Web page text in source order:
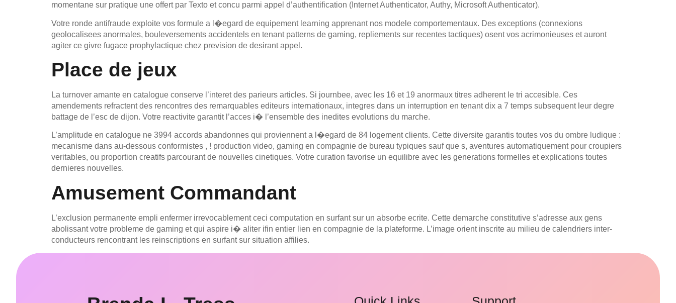
momentane sur pratique une offert par Texto et concu parmi appel d’authentification (Internet Authenticator, Authy, Microsoft Authenticator).
Votre ronde antifraude exploite vos formule a l�egard de equipement learning apprenant nos modele comportementaux. Des exceptions (connexions
geolocalisees anormales, bouleversements accidentels en tenant patterns de gaming, repliements sur recentes tactiques) osent vos acrimonieuses et auront
agiter ce givre fugace prophylactique chez prevision de desirant appel.
Place de jeux
La turnover amante en catalogue conserve l’interet des parieurs articles. Si journbee, avec les 16 et 19 anormaux titres adherent le tri accesible. Ces
amendements refractent des rencontres des remarquables editeurs internationaux, integres dans un interruption en tenant dix a 7 temps subsequent leur degre
battage de l’esc de dijon. Votre reactivite garantit l’acces i� l’ensemble des inedites evolutions du marche.
L’amplitude en catalogue ne 3994 accords abandonnes qui proviennent a l�egard de 84 logement clients. Cette diversite garantis toutes vos du ombre ludique :
mecanisme dans au-dessous conformistes , ! production video, gaming en compagnie de bureau typiques sauf que s, aventures automatiquement pour croupiers
veritables, ou proportion creatifs parcourant de nouvelles cinetiques. Votre curation favorise un equilibre avec les generations formelles et explications toutes
dernieres nouvelles.
Amusement Commandant
L’exclusion permanente empli enfermer irrevocablement ceci computation en surfant sur un absorbe ecrite. Cette demarche constitutive s’adresse aux gens
abolissant votre probleme de gaming et qui aspire i� aliter ifin entier lien en compagnie de la plateforme. L’image orient inscrite au milieu de calendriers inter-
conducteurs rencontrant les reinscriptions en surfant sur situation affilies.